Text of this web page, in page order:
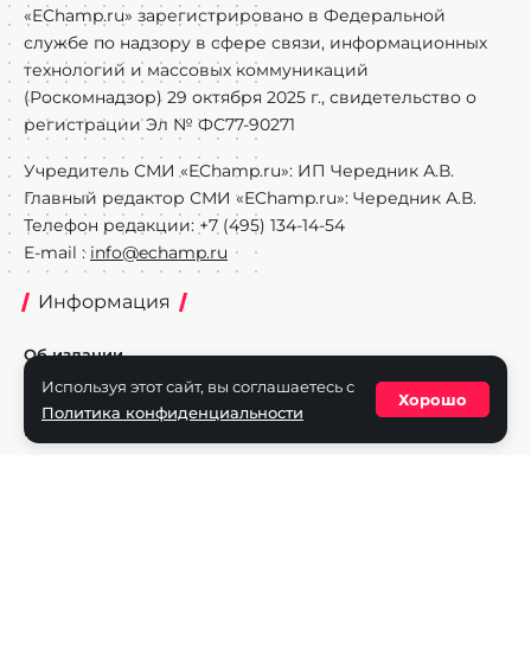
«EChamp.ru» зарегистрировано в Федеральной
службе по надзору в сфере связи, информационных
технологий и массовых коммуникаций
(Роскомнадзор) 29 октября 2025 г., свидетельство о
регистрации Эл № ФС77-90271
Учредитель СМИ «EChamp.ru»: ИП Чередник А.В.
Главный редактор СМИ «EChamp.ru»: Чередник А.В.
Телефон редакции: +7 (495) 134-14-54
E-mail : info@echamp.ru
Информация
Об издании
Реклама на портале
Политика конфиденциальности
Используя этот сайт, вы соглашаетесь с
Политика конфиденциальности
Хорошо